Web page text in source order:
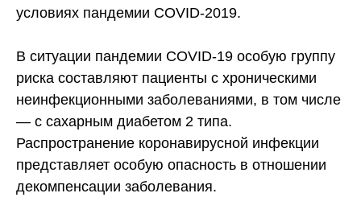
условиях пандемии COVID-2019.
В ситуации пандемии COVID-19 особую группу
риска составляют пациенты с хроническими
неинфекционными заболеваниями, в том числе
— с сахарным диабетом 2 типа.
Распространение коронавирусной инфекции
представляет особую опасность в отношении
декомпенсации заболевания.